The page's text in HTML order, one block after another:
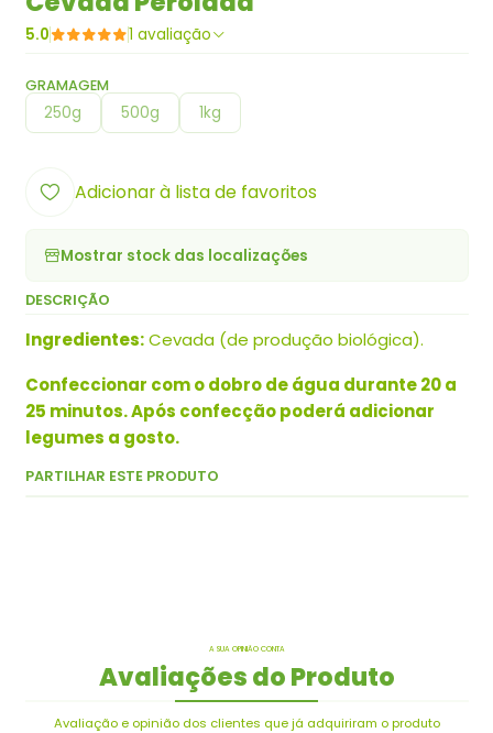
5.0 1 avaliação
GRAMAGEM
250g 500g 1kg
Adicionar à lista de favoritos
Mostrar stock das localizações
DESCRIÇÃO
Ingredientes:Cevada (de produção biológica).
Confeccionar com o dobro de água durante 20 a
25 minutos. Após confecção poderá adicionar
legumes a gosto.
PARTILHAR ESTE PRODUTO
A SUA OPINIÃO CONTA
Avaliações do Produto
Avaliação e opinião dos clientes que já adquiriram o produto